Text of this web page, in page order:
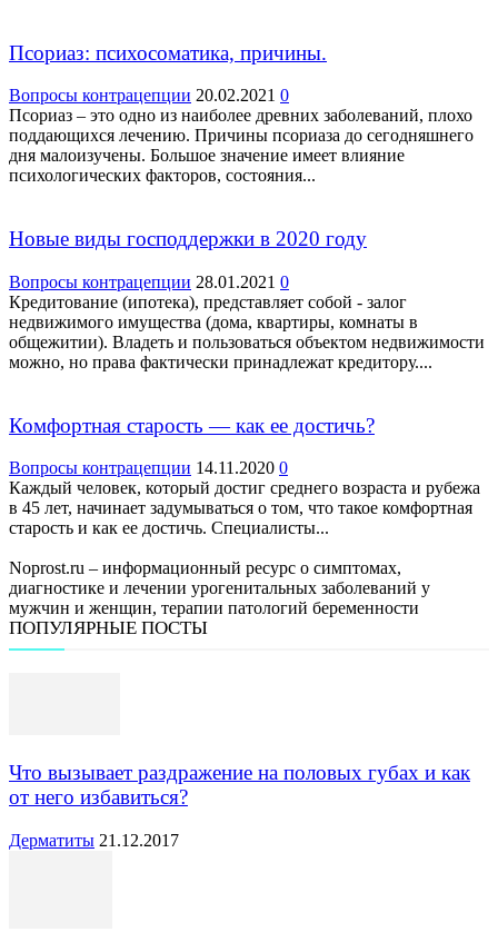
Псориаз: психосоматика, причины.
Вопросы контрацепции 20.02.2021 0
Псориаз – это одно из наиболее древних заболеваний, плохо
поддающихся лечению. Причины псориаза до сегодняшнего
дня малоизучены. Большое значение имеет влияние
психологических факторов, состояния...
Новые виды господдержки в 2020 году
Вопросы контрацепции 28.01.2021 0
Кредитование (ипотека), представляет собой - залог
недвижимого имущества (дома, квартиры, комнаты в
общежитии). Владеть и пользоваться объектом недвижимости
можно, но права фактически принадлежат кредитору....
Комфортная старость — как ее достичь?
Вопросы контрацепции 14.11.2020 0
Каждый человек, который достиг среднего возраста и рубежа
в 45 лет, начинает задумываться о том, что такое комфортная
старость и как ее достичь. Специалисты...
Noprost.ru – информационный ресурс о симптомах,
диагностике и лечении урогенитальных заболеваний у
мужчин и женщин, терапии патологий беременности
ПОПУЛЯРНЫЕ ПОСТЫ
Что вызывает раздражение на половых губах и как
от него избавиться?
Дерматиты 21.12.2017